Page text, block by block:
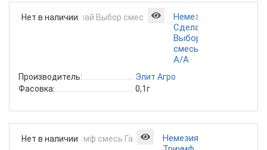
Нет в наличии
Немезия
Сделай
Выбор
смесь
А/А
Производитель:
Элит Агро
Фасовка:
0,1г
Нет в наличии
Немезия